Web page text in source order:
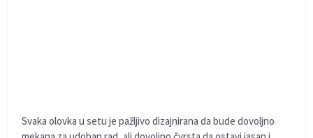
Svaka olovka u setu je pažljivo dizajnirana da bude dovoljno